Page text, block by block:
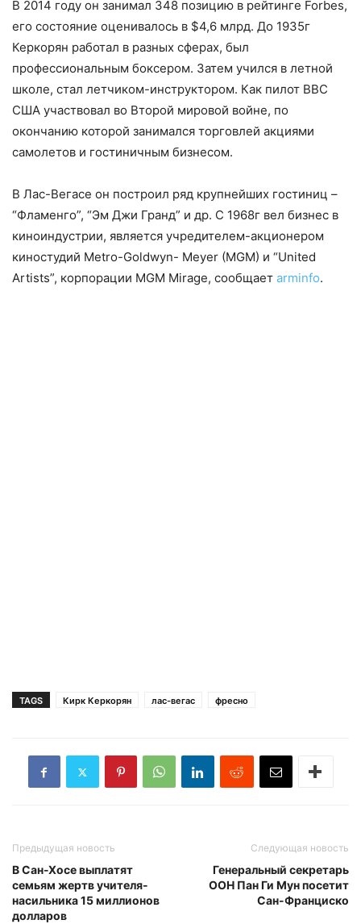
В 2014 году он занимал 348 позицию в рейтинге Forbes,
его состояние оценивалось в $4,6 млрд. До 1935г
Керкорян работал в разных сферах, был
профессиональным боксером. Затем учился в летной
школе, стал летчиком-инструктором. Как пилот ВВС
США участвовал во Второй мировой войне, по
окончанию которой занимался торговлей акциями
самолетов и гостиничным бизнесом.
В Лас-Вегасе он построил ряд крупнейших гостиниц –
“Фламенго”, “Эм Джи Гранд” и др. С 1968г вел бизнес в
киноиндустрии, является учредителем-акционером
киностудий Metro-Goldwyn- Meyer (MGM) и “United
Artists”, корпорации MGM Mirage, сообщает arminfo.
TAGS Кирк Керкорян лас-вегас фресно
Предыдущая новость
В Сан-Хосе выплатят
семьям жертв учителя-
насильника 15 миллионов
долларов
Следующая новость
Генеральный секретарь
ООН Пан Ги Мун посетит
Сан-Франциско